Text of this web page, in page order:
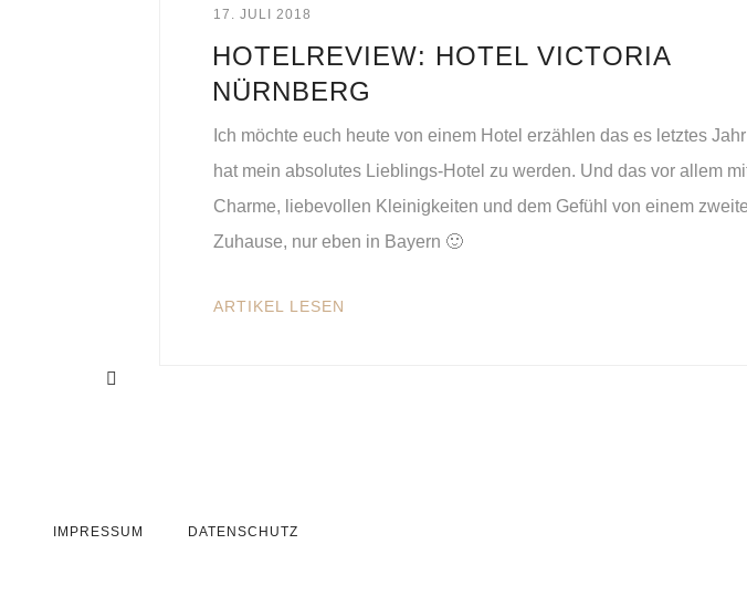
17. JULI 2018
HOTELREVIEW: HOTEL VICTORIA
NÜRNBERG
Ich möchte euch heute von einem Hotel erzählen das es letztes
hat mein absolutes Lieblings-Hotel zu werden. Und das vor allem
Charme, liebevollen Kleinigkeiten und dem Gefühl von einem
Zuhause, nur eben in Bayern 🙂
ARTIKEL LESEN
IMPRESSUM DATENSCHUTZ